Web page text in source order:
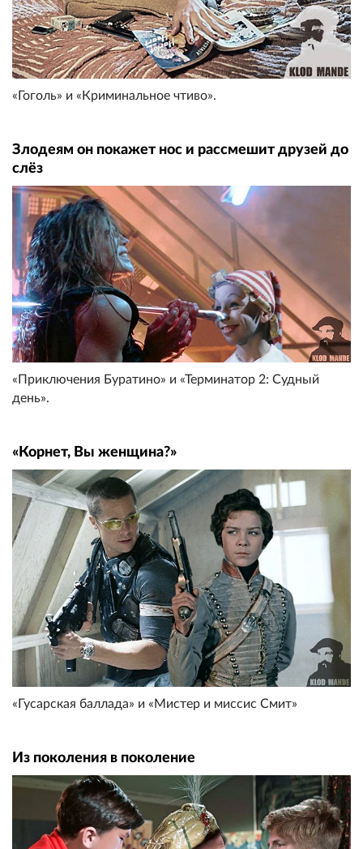
«Гоголь» и «Криминальное чтиво».
Злодеям он покажет нос и рассмешит друзей до
слëз
«Приключения Буратино» и «Терминатор 2: Судный
день».
«Корнет, Вы женщина?»
«Гусарская баллада» и «Мистер и миссис Смит»
Из поколения в поколение